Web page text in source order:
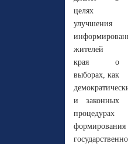
целях
улучшения
жителей
края о
выборах, как
и законных
процедурах
формирования